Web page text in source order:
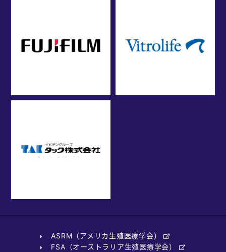
ASRM（アメリカ生殖医療学会）
FSA（オーストラリア生殖医療学会）